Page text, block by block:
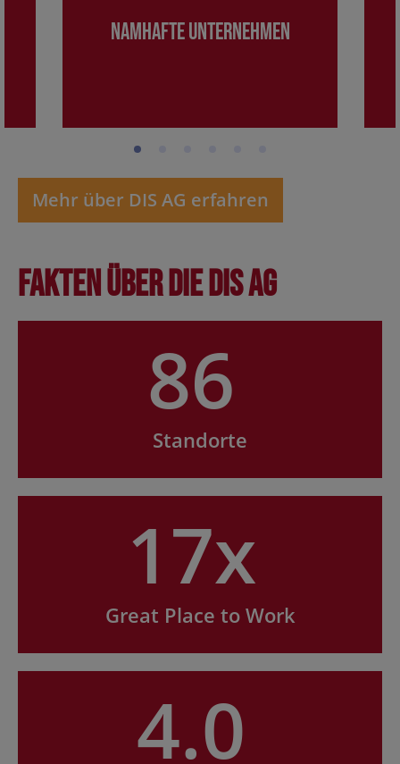
Namhafte Unternehmen
Mehr über DIS AG erfahren
Fakten über die DIS AG
86
Standorte
17x
Great Place to Work
4.0